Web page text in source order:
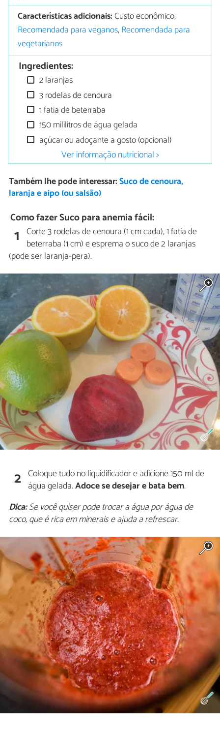
Características adicionais:Custo econômico,
Recomendada para veganos,Recomendada para
vegetarianos
Ingredientes:
2 laranjas
3 rodelas de cenoura
1 fatia de beterraba
150 mililitros de água gelada
açúcar ou adoçante a gosto (opcional)
Ver informação nutricional >
Também lhe pode interessar:Suco de cenoura,
laranja e aipo (ou salsão)
Como fazer Suco para anemia fácil:
1 Corte 3 rodelas de cenoura (1 cm cada), 1 fatia de
beterraba (1 cm) e esprema o suco de 2 laranjas
(pode ser laranja-pera).
2 Coloque tudo no liquidificador e adicione 150 ml de
água gelada.Adoce se desejar e bata bem.
Dica:Se você quiser pode trocar a água por água de
coco, que é rica em minerais e ajuda a refrescar.